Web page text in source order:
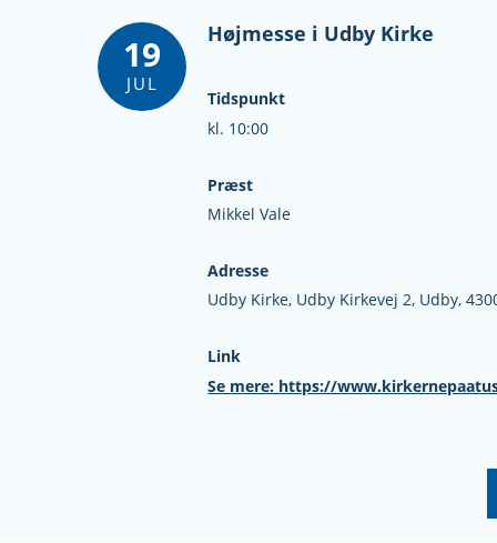
19
JUL
Højmesse i Udby Kirke
Tidspunkt
kl. 10:00
Præst
Mikkel Vale
Adresse
Udby Kirke, Udby Kirkevej 2, Udby,
Link
Se mere: https://